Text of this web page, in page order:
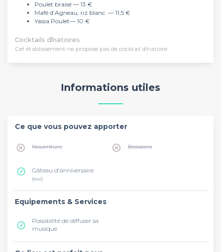
Poulet braisé — 13 €
Mafé d’Agneau, riz blanc — 11,5 €
Yassa Poulet— 10 €
Cocktails dînatoires
Cet établissement ne propose pas de cocktail dînatoire
Informations utiles
Ce que vous pouvez apporter
Nourriture Boissons
Gâteau d'anniversaire
(oui)
Equipements & Services
Possibilité de diffuser sa
musique